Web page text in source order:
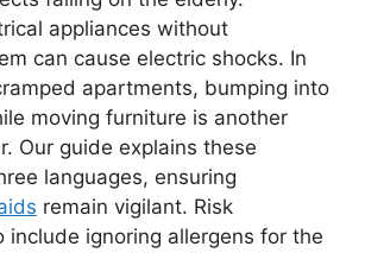
appliances without
can cause electric shocks. In
apartments, bumping into
moving furniture is another
Our guide explains these
languages, ensuring
remain vigilant. Risk
include ignoring allergens for the